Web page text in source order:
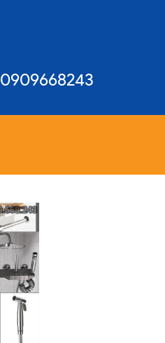
0909668243